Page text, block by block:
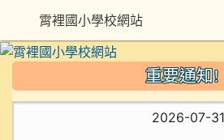
重要通知!
2026-07-31
霄裡國小學校網站